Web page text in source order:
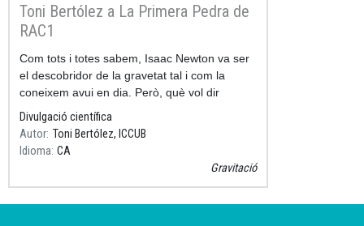
Toni Bertólez a La Primera Pedra de
RAC1
Resum
Com tots i totes sabem, Isaac Newton va ser
el descobridor de la gravetat tal i com la
coneixem avui en dia. Però, què vol dir
exactament “descobrir la gravetat”?
Divulgació científica
Autor Toni Bertólez, ICCUB
Idioma CA
Gravitació